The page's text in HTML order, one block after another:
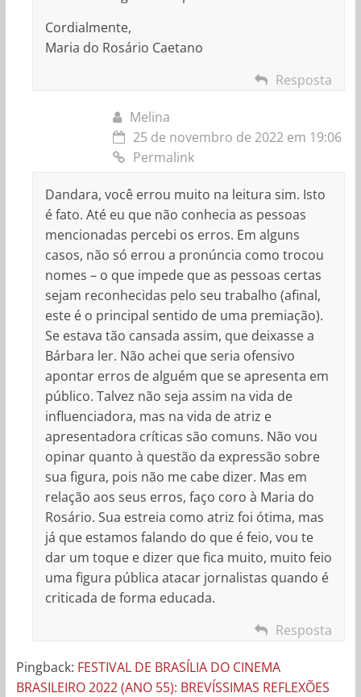
Cordialmente,
Maria do Rosário Caetano
Resposta
Melina
25 de novembro de 2022 em 19:06
Permalink
Dandara, você errou muito na leitura sim. Isto
é fato. Até eu que não conhecia as pessoas
mencionadas percebi os erros. Em alguns
casos, não só errou a pronúncia como trocou
nomes – o que impede que as pessoas certas
sejam reconhecidas pelo seu trabalho (afinal,
este é o principal sentido de uma premiação).
Se estava tão cansada assim, que deixasse a
Bárbara ler. Não achei que seria ofensivo
apontar erros de alguém que se apresenta em
público. Talvez não seja assim na vida de
influenciadora, mas na vida de atriz e
apresentadora críticas são comuns. Não vou
opinar quanto à questão da expressão sobre
sua figura, pois não me cabe dizer. Mas em
relação aos seus erros, faço coro à Maria do
Rosário. Sua estreia como atriz foi ótima, mas
já que estamos falando do que é feio, vou te
dar um toque e dizer que fica muito, muito feio
uma figura pública atacar jornalistas quando é
criticada de forma educada.
Resposta
Pingback: FESTIVAL DE BRASÍLIA DO CINEMA
BRASILEIRO 2022 (ANO 55): BREVÍSSIMAS REFLEXÕES